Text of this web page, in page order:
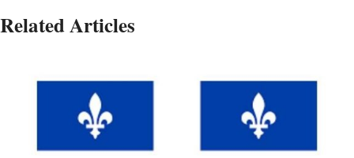
Related Articles